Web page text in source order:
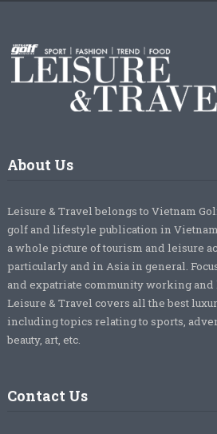
About Us
Leisure & Travel belongs to Vietnam
golf and lifestyle publication in
a whole picture of tourism and leisure
particularly and in Asia in general.
and expatriate community working
Leisure & Travel covers all the best
including topics relating to sports,
beauty, art, etc.
Contact Us